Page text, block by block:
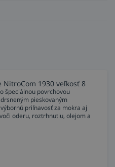
1930 veľkosť 8
špeciálnou povrchovou
pieskovaným
priľnavosť za mokra aj
oderu, roztrhnutiu, olejom a